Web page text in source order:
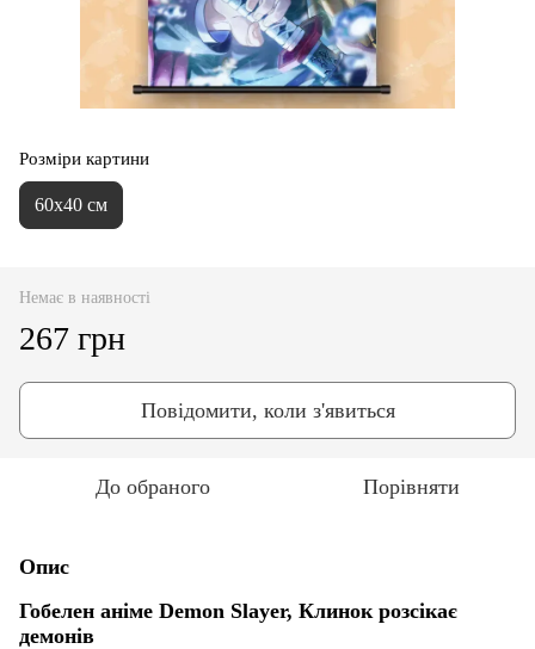
Розміри картини
60х40 см
Немає в наявності
267 грн
Повідомити, коли з'явиться
До обраного Порівняти
Опис
Гобелен аніме Demon Slayer, Клинок розсікає
демонів